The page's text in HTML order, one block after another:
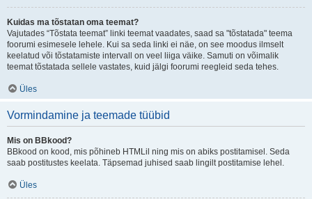
Kuidas ma tõstatan oma teemat?
Vajutades “Tõstata teemat” linki teemat vaadates, saad sa "tõstatada" teema
foorumi esimesele lehele. Kui sa seda linki ei näe, on see moodus ilmselt
keelatud või tõstatamiste intervall on veel liiga väike. Samuti on võimalik
teemat tõstatada sellele vastates, kuid jälgi foorumi reegleid seda tehes.
Üles
Vormindamine ja teemade tüübid
Mis on BBkood?
BBkood on kood, mis põhineb HTMLil ning mis on abiks postitamisel. Seda
saab postitustes keelata. Täpsemad juhised saab lingilt postitamise lehel.
Üles